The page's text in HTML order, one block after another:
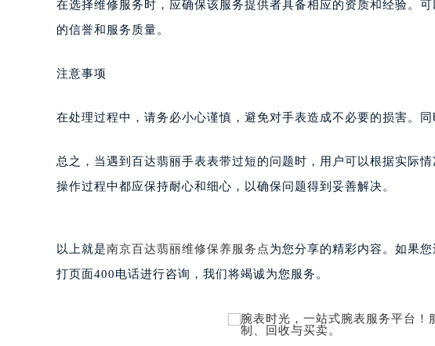
西安市碑林区南关正街88号华侨城长安国际中心E座
内蒙古自治区呼和浩特市玉泉区大学西街70号华润
重庆市解放碑渝中区民权路28号英利国际金融中心
黑龙江省鸡西市鸡冠区红军路百达翡丽售后服务中
黑龙江省齐齐哈尔市龙沙区龙华路百达翡丽售后服
在选择维修服务时，应确保该服务提供者具备相应的资质和经验。
的信誉和服务质量。
注意事项
在处理过程中，请务必小心谨慎，避免对手表造成不必要的损害。
总之，当遇到百达翡丽手表表带过短的问题时，用户可以根据实际
操作过程中都应保持耐心和细心，以确保问题得到妥善解决。
以上就是南京百达翡丽维修保养服务点为您分享的精彩内容。如果
打页面400电话进行咨询，我们将竭诚为您服务。